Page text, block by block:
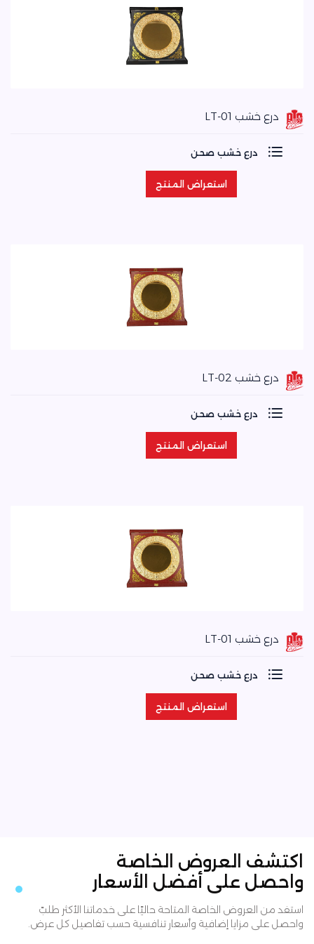
درع خشب LT-01
درع خشب صحن
استعراض المنتج
استعراض المنتج
درع خشب LT-02
درع خشب صحن
استعراض المنتج
استعراض المنتج
درع خشب LT-01
درع خشب صحن
استعراض المنتج
استعراض المنتج
اكتشف العروض الخاصة
واحصل على أفضل الأسعار
استفد من العروض الخاصة المتاحة حاليًا على خدماتنا الأكثر طلبً
واحصل على مزايا إضافية وأسعار تنافسية حسب تفاصيل كل عرض.